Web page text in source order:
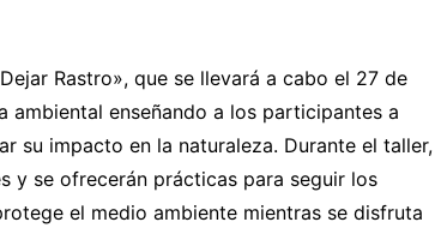
Rastro», que se llevará a cabo el 27 de
enseñando a los participantes a
su impacto en la naturaleza. Durante el taller,
y se ofrecerán prácticas para seguir los
el medio ambiente mientras se disfruta